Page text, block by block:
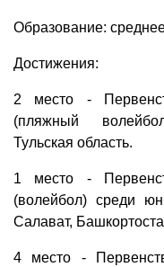
Образование:
Достижения:
2 место -
(пляжный
Тульская область.
1 место -
(волейбол) среди
Салават,
4 место -